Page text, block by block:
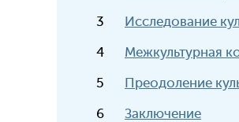
Исследование
Межкультурная
Преодоление
Заключение